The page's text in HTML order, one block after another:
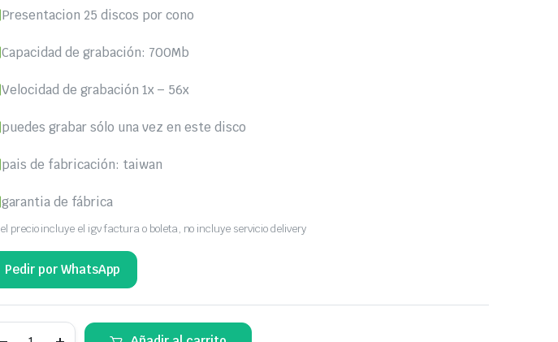
Presentacion 25 discos por cono
Capacidad de grabación: 700Mb
Velocidad de grabación 1x – 56x
puedes grabar sólo una vez en este disco
pais de fabricación: taiwan
garantia de fábrica
el precio incluye el igv factura o boleta, no incluye servicio delivery
Pedir por WhatsApp